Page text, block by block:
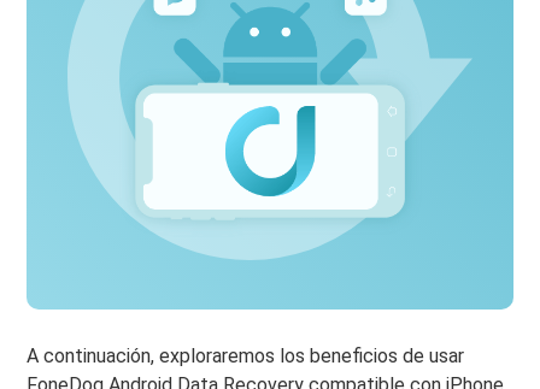
A continuación, exploraremos los beneficios de usar